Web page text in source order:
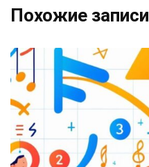
Похожие записи